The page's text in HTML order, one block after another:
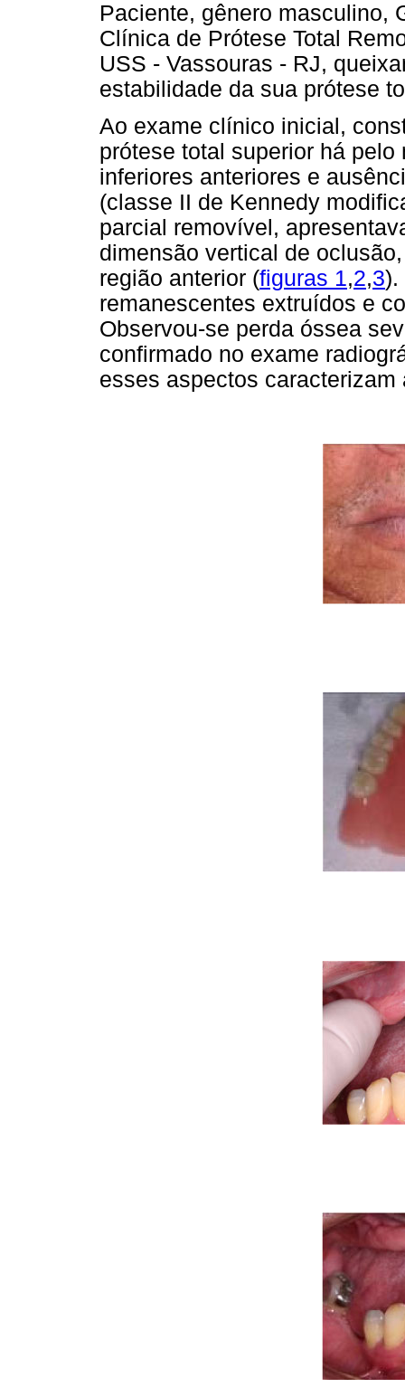
Paciente, gênero masculino,
Clínica de Prótese Total
USS - Vassouras - RJ,
estabilidade da sua prótese
Ao exame clínico inicial,
prótese total superior há
inferiores anteriores e
(classe II de Kennedy
parcial removível,
dimensão vertical de
região anterior (figuras 1,2,3).
remanescentes extruídos e
Observou-se perda óssea
confirmado no exame
esses aspectos